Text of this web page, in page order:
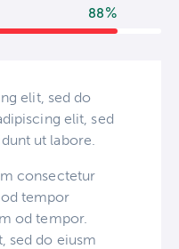
88%
elit, sed do
elit, sed
ut labore.
consectetur
tempor
od tempor.
sed do eiusm